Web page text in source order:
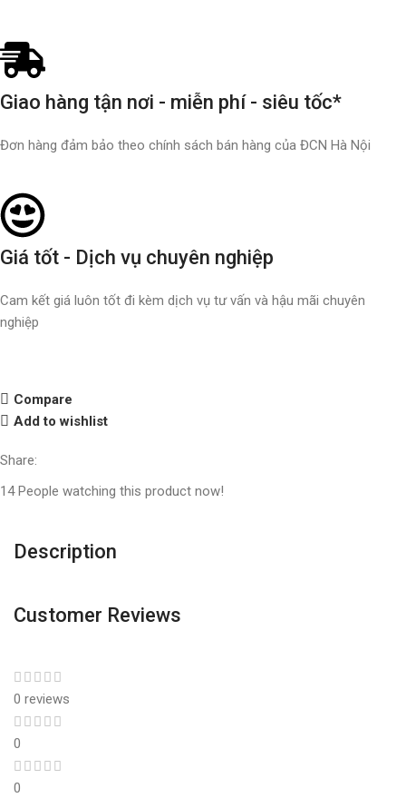
Giao hàng tận nơi - miễn phí - siêu tốc*
Đơn hàng đảm bảo theo chính sách bán hàng của ĐCN Hà Nội
Giá tốt - Dịch vụ chuyên nghiệp
Cam kết giá luôn tốt đi kèm dịch vụ tư vấn và hậu mãi chuyên
nghiệp
Compare
Add to wishlist
Share:
14 People watching this product now!
Description
Customer Reviews
0 reviews
0
0